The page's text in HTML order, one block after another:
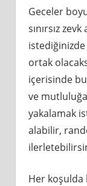
Geceler
sınırsız
ortak
içerisinde
ve mutluluğa
yakalamak
alabilir,
Her koşulda